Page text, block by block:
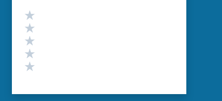
Valutazione